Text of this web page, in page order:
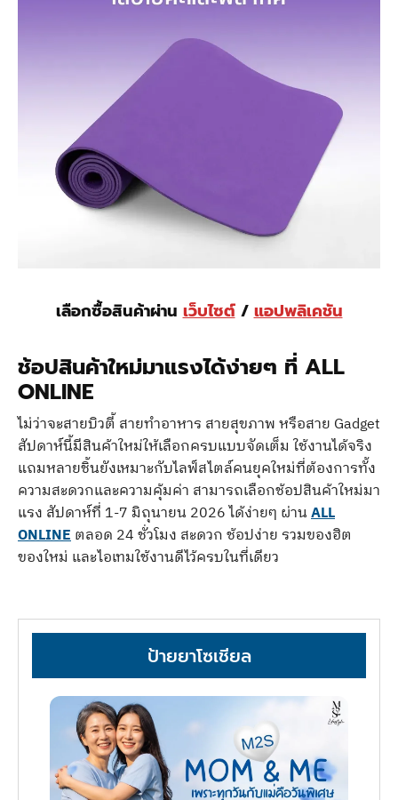
เลือกซื้อสินค้าผ่านเว็บไซต์/แอปพลิเคชัน
ช้อปสินค้าใหม่มาแรงได้ง่ายๆ ที่ ALL
ONLINE
ไม่ว่าจะสายบิวตี้ สายทำอาหาร สายสุขภาพ หรือสาย Gadget
สัปดาห์นี้มีสินค้าใหม่ให้เลือกครบแบบจัดเต็ม ใช้งานได้จริง
แถมหลายชิ้นยังเหมาะกับไลฟ์สไตล์คนยุคใหม่ที่ต้องการทั้ง
ความสะดวกและความคุ้มค่า สามารถเลือกช้อปสินค้าใหม่มา
แรง สัปดาห์ที่ 1-7 มิถุนายน 2026 ได้ง่ายๆ ผ่านALL
ONLINEตลอด 24 ชั่วโมง สะดวก ช้อปง่าย รวมของฮิต
ของใหม่ และไอเทมใช้งานดีไว้ครบในที่เดียว
ป้ายยาโซเชียล